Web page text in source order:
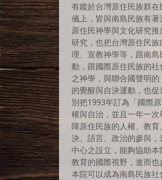
有鑑於台灣原住民族群
儀上，皆與南島民族有
原住民神學與文化研究
研究，也把台灣原住民
理、宣教神學等，跟南
動，跟國際原住民族的社
之神學，與聯合國聲明
的覺醒與自決運動，也
別把1993年訂為「國際
權與自治，並且一年一
障原住民族的人權、教
決、語言、政治的參與
中心之設立，能夠協助
教育的國際視野，進而
本院可以成為南島民族社